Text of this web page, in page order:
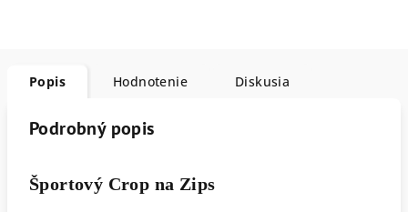
Popis Hodnotenie Diskusia
Podrobný popis
Športový Crop na Zips